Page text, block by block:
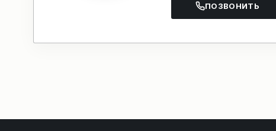
ПОЗВОНИТЬ